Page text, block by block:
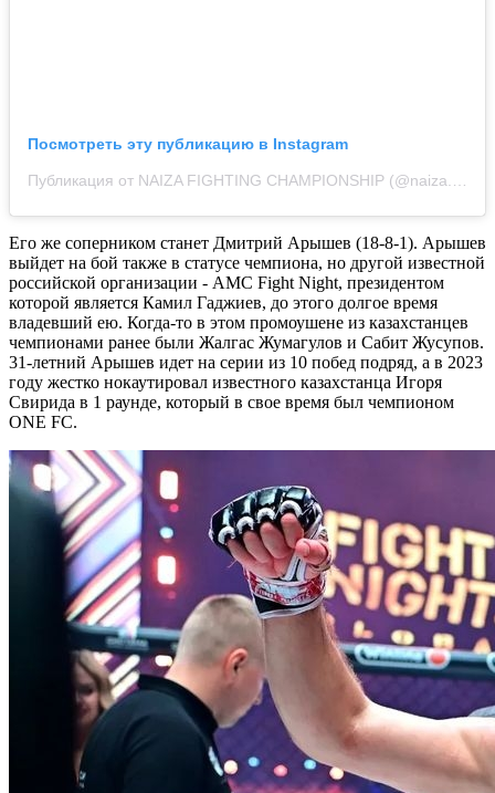
Посмотреть эту публикацию в Instagram
Публикация от NAIZA FIGHTING CHAMPIONSHIP (@naiza.mma)
Его же соперником станет Дмитрий Арышев (18-8-1). Арышев
выйдет на бой также в статусе чемпиона, но другой известной
российской организации - AMC Fight Night, президентом
которой является Камил Гаджиев, до этого долгое время
владевший ею. Когда-то в этом промоушене из казахстанцев
чемпионами ранее были Жалгас Жумагулов и Сабит Жусупов.
31-летний Арышев идет на серии из 10 побед подряд, а в 2023
году жестко нокаутировал известного казахстанца Игоря
Свирида в 1 раунде, который в свое время был чемпионом
ONE FC.